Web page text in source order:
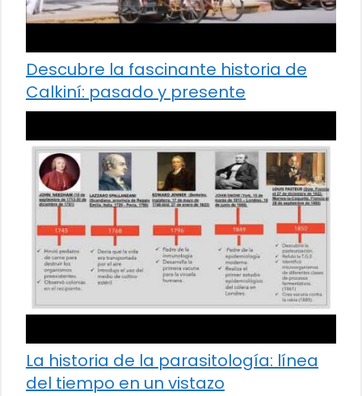
Descubre la fascinante historia de
Calkiní: pasado y presente
La historia de la parasitología: línea
del tiempo en un vistazo